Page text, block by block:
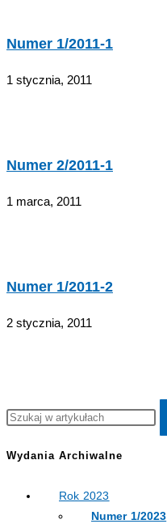
Numer 1/2011-1
1 stycznia, 2011
Numer 2/2011-1
1 marca, 2011
Numer 1/2011-2
2 stycznia, 2011
Wydania Archiwalne
Rok 2023
Numer 1/2023